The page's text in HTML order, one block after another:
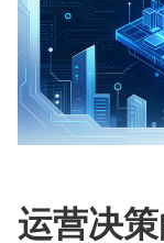
运营决